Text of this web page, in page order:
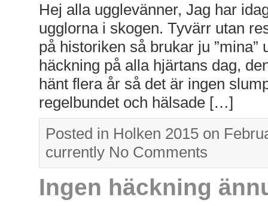
Hej alla ugglevänner, Jag har
ugglorna i skogen. Tyvärr utan
på historiken så brukar ju ”mina”
häckning på alla hjärtans dag,
hänt flera år så det är ingen
regelbundet och hälsade […]
Posted in Holken 2015 on
currently No Comments
Ingen häckning